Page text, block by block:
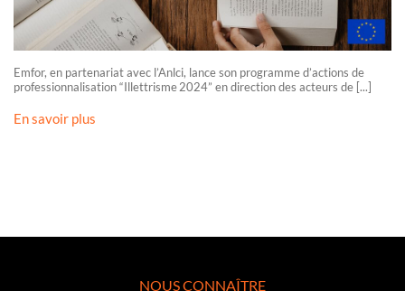
Emfor, en partenariat avec l’Anlci, lance son programme d’actions de
professionnalisation “Illettrisme 2024” en direction des acteurs de [...]
En savoir plus
NOUS CONNAÎTRE